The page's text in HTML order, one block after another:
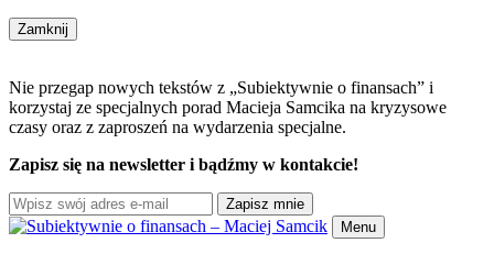
Zamknij
Nie przegap nowych tekstów z „Subiektywnie o finansach” i
korzystaj ze specjalnych porad Macieja Samcika na kryzysowe
czasy oraz z zaproszeń na wydarzenia specjalne.
Zapisz się na newsletter i bądźmy w kontakcie!
Zapisz mnie
Menu